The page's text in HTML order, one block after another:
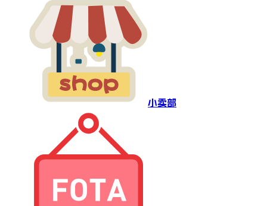
小卖部